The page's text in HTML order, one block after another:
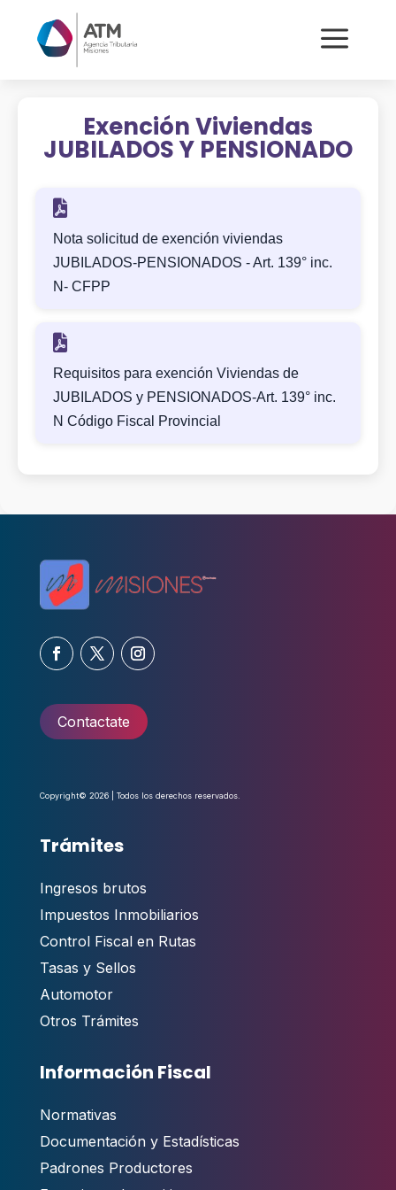
a
Exención Viviendas
JUBILADOS Y PENSIONADO
Nota solicitud de exención viviendas
JUBILADOS-PENSIONADOS - Art. 139° inc.
N- CFPP
Requisitos para exención Viviendas de
JUBILADOS y PENSIONADOS-Art. 139° inc.
N Código Fiscal Provincial
Contactate
Copyright© 2026 | Todos los derechos reservados.
Trámites
Ingresos brutos
Impuestos Inmobiliarios
Control Fiscal en Rutas
Tasas y Sellos
Automotor
Otros Trámites
Información Fiscal
Normativas
Documentación y Estadísticas
Padrones Productores